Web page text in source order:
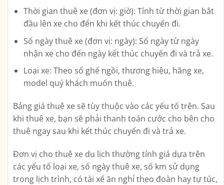
Thời gian thuê xe (đơn vị: giờ): Tính từ thời gian bắt
đầu lên xe cho đến khi kết thúc chuyến đi.
Số ngày thuê xe (đơn vị: ngày): Số ngày từ ngày
nhận xe cho đến ngày kết thúc chuyến đi và trả xe.
Loại xe: Theo số ghế ngồi, thương hiệu, hãng xe,
model quý khách muốn thuê.
Bảng giá thuê xe sẽ tùy thuộc vào các yếu tố trên. Sau
khi thuê xe, bạn sẽ phải thanh toán cước cho bên cho
thuê ngay sau khi kết thúc chuyến đi và trả xe.
Đơn vị cho thuê xe du lịch thường tính giá dựa trên
các yếu tố loại xe, số ngày thuê xe, số km sử dụng
trong lịch trình, có tài xế ăn nghỉ theo đoàn hay tự túc,